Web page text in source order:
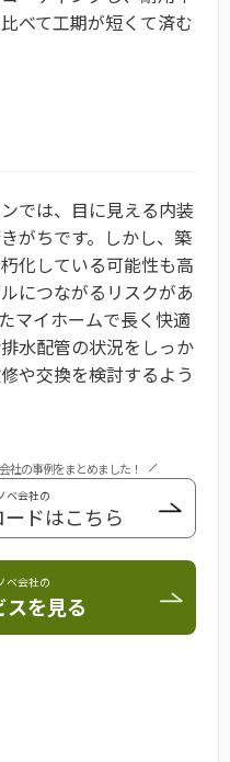
べて工期が短くて済む
では、目に見える内装
がちです。しかし、築
化している可能性も高
につながるリスクがあ
マイホームで長く快適
水配管の状況をしっか
や交換を検討するよう
社の事例をまとめました！
ベ会社の
ドはこちら
ベ会社の
を見る